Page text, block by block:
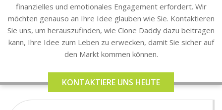
finanzielles und emotionales Engagement erfordert. Wir
möchten genauso an Ihre Idee glauben wie Sie. Kontaktieren
Sie uns, um herauszufinden, wie Clone Daddy dazu beitragen
kann, Ihre Idee zum Leben zu erwecken, damit Sie sicher auf
den Markt kommen können.
KONTAKTIERE UNS HEUTE